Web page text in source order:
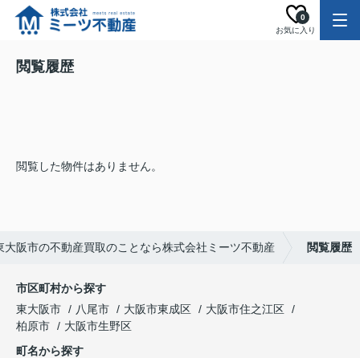
お気に入り
0
閲覧履歴
閲覧した物件はありません。
大阪市の不動産買取のことなら株式会社ミーツ不動産 閲覧履歴
市区町村から探す
東大阪市
八尾市 大阪市東成区
大阪市住之江区
柏原市
大阪市生野区
町名から探す